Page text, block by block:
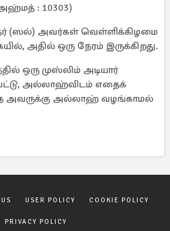
அஹ்மத் : 10303)
(ஸல்) அவர்கள் வெள்ளிக்கிழமை
அதில் ஒரு நேரம் இருக்கிறது.
ஒரு முஸ்லிம் அடியார்
அல்லாஹ்விடம் எதைக்
அவருக்கு அல்லாஹ் வழங்காமல்
USER POLICY COOKIE POLICY
PRIVACY POLICY